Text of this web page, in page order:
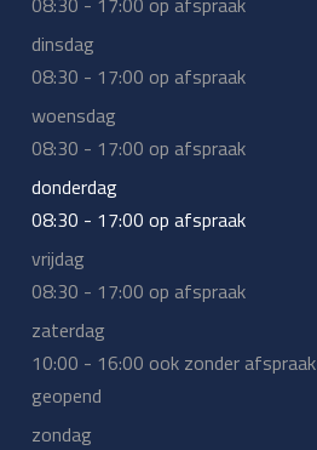
dinsdag
08:30 - 17:00 op afspraak
woensdag
08:30 - 17:00 op afspraak
donderdag
08:30 - 17:00 op afspraak
vrijdag
08:30 - 17:00 op afspraak
zaterdag
10:00 - 16:00 ook zonder afspraak
geopend
zondag